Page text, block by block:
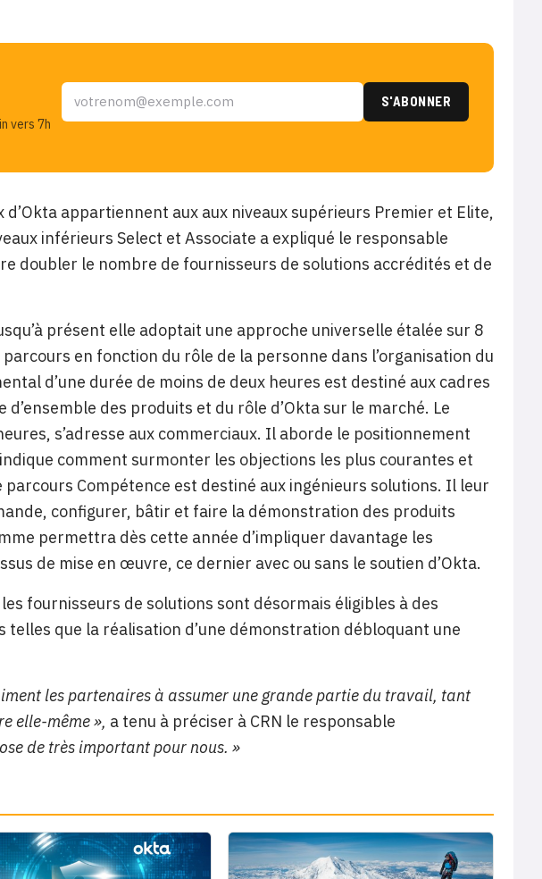
vers 7h
appartiennent aux aux niveaux supérieurs Premier et Elite,
inférieurs Select et Associate a expliqué le responsable
doubler le nombre de fournisseurs de solutions accrédités et de
présent elle adoptait une approche universelle étalée sur 8
en fonction du rôle de la personne dans l’organisation du
d’une durée de moins de deux heures est destiné aux cadres
des produits et du rôle d’Okta sur le marché. Le
s’adresse aux commerciaux. Il aborde le positionnement
comment surmonter les objections les plus courantes et
Compétence est destiné aux ingénieurs solutions. Il leur
configurer, bâtir et faire la démonstration des produits
permettra dès cette année d’impliquer davantage les
de mise en œuvre, ce dernier avec ou sans le soutien d’Okta.
fournisseurs de solutions sont désormais éligibles à des
telles que la réalisation d’une démonstration débloquant une
les partenaires à assumer une grande partie du travail, tant
elle-même », a tenu à préciser à CRN le responsable
de très important pour nous. »